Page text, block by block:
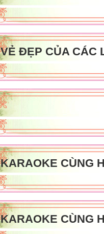
VẺ ĐẸP CỦA CÁC
KARAOKE CÙNG
KARAOKE CÙNG